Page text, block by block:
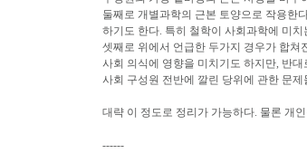
둘째로 개별과학의 근본 토양으로 작용한
하기도 한다. 특히 철학이 사회과학에 미
셋째로 위에서 언급한 두가지 경우가 합쳐
사회 의식에 영향을 미치기도 하지만, 반
사회 구성원 전반에 깔린 당위에 관한 문
대략 이 정도로 정리가 가능하다. 물론 개
------